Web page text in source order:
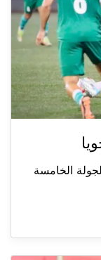
الرياضي 2-1، في الجولة الخامسة